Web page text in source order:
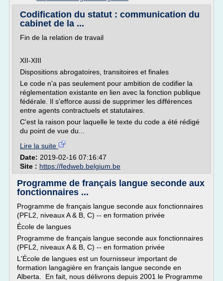
Codification du statut : communication du
cabinet de la ...
Fin de la relation de travail
XII-XIII
Dispositions abrogatoires, transitoires et finales
Le code n'a pas seulement pour ambition de codifier la
réglementation existante en lien avec la fonction publique
fédérale. Il s'efforce aussi de supprimer les différences
entre agents contractuels et statutaires.
C'est la raison pour laquelle le texte du code a été rédigé
du point de vue du...
Lire la suite
Date: 2019-02-16 07:16:47
Site : https://fedweb.belgium.be
Programme de français langue seconde aux
fonctionnaires ...
Programme de français langue seconde aux fonctionnaires
(PFL2, niveaux A & B, C) -- en formation privée
École de langues
Programme de français langue seconde aux fonctionnaires
(PFL2, niveaux A & B, C) -- en formation privée
L'École de langues est un fournisseur important de
formation langagière en français langue seconde en
Alberta. En fait, nous délivrons depuis 2001 le Programme